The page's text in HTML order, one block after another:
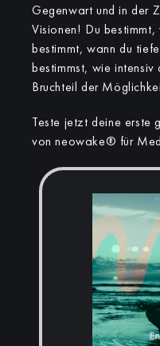
Gegenwart und in der
Visionen! Du
bestimmt, wann du
bestimmst, wie intensiv
Bruchteil der
Teste jetzt deine erste
von neowake® für